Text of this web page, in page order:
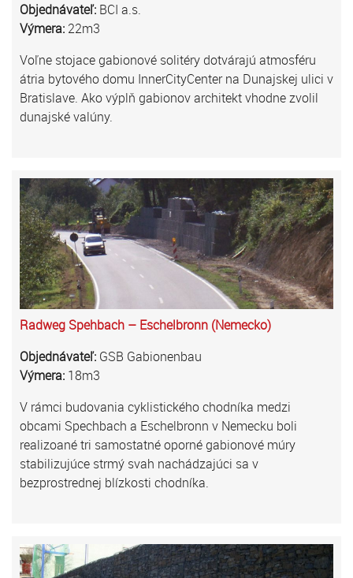
Objednávateľ: BCI a.s.
Výmera: 22m3
Voľne stojace gabionové solitéry dotvárajú atmosféru
átria bytového domu InnerCityCenter na Dunajskej ulici v
Bratislave. Ako výplň gabionov architekt vhodne zvolil
dunajské valúny.
Radweg Spehbach – Eschelbronn (Nemecko)
Objednávateľ: GSB Gabionenbau
Výmera: 18m3
V rámci budovania cyklistického chodníka medzi
obcami Spechbach a Eschelbronn v Nemecku boli
realizoané tri samostatné oporné gabionové múry
stabilizujúce strmý svah nachádzajúci sa v
bezprostrednej blízkosti chodníka.